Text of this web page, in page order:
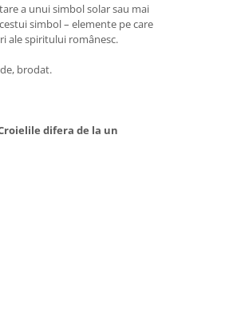
a unui simbol solar sau mai
simbol – elemente pe care
ale spiritului românesc.
brodat.
difera de la un